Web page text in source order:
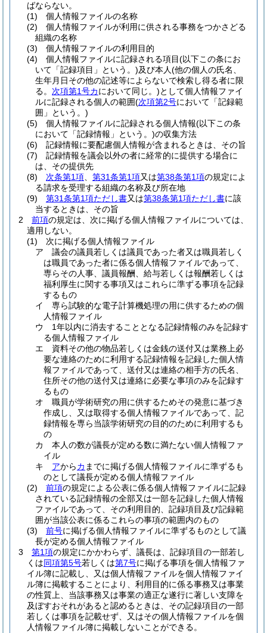
ばならない。
(1)
個人情報ファイルの名称
(2)
個人情報ファイルが利用に供される事務をつかさどる
組織の名称
(3)
個人情報ファイルの利用目的
(4)
個人情報ファイルに記録される項目(以下この条にお
いて「記録項目」という。)及び本人(他の個人の氏名、
生年月日その他の記述等によらないで検索し得る者に限
る。 次項第1号カにおいて同じ。)として個人情報ファイ
ルに記録される個人の範囲(次項第2号において「記録範
囲」という。)
(5)
個人情報ファイルに記録される個人情報(以下この条
において「記録情報」という。)の収集方法
(6)
記録情報に要配慮個人情報が含まれるときは、その旨
(7)
記録情報を議会以外の者に経常的に提供する場合に
は、その提供先
(8)
次条第1項 第31条第1項又は第38条第1項の規定によ
る請求を受理する組織の名称及び所在地
(9)
第31条第1項ただし書又は第38条第1項ただし書に該
当するときは、その旨
2
前項の規定は、次に掲げる個人情報ファイルについては、
適用しない。
(1)
次に掲げる個人情報ファイル
ア
議会の議員若しくは議員であった者又は職員若しく
は職員であった者に係る個人情報ファイルであって、
専らその人事、議員報酬、給与若しくは報酬若しくは
福利厚生に関する事項又はこれらに準ずる事項を記録
するもの
イ
専ら試験的な電子計算機処理の用に供するための個
人情報ファイル
ウ
1年以内に消去することとなる記録情報のみを記録す
る個人情報ファイル
エ
資料その他の物品若しくは金銭の送付又は業務上必
要な連絡のために利用する記録情報を記録した個人情
報ファイルであって、送付又は連絡の相手方の氏名、
住所その他の送付又は連絡に必要な事項のみを記録す
るもの
オ
職員が学術研究の用に供するためその発意に基づき
作成し、又は取得する個人情報ファイルであって、記
録情報を専ら当該学術研究の目的のために利用するも
の
カ
本人の数が議長が定める数に満たない個人情報ファ
イル
キ
アからカ までに掲げる個人情報ファイルに準ずるも
のとして議長が定める個人情報ファイル
(2)
前項の規定による公表に係る個人情報ファイルに記録
されている記録情報の全部又は一部を記録した個人情報
ファイルであって、その利用目的、記録項目及び記録範
囲が当該公表に係るこれらの事項の範囲内のもの
(3)
前号に掲げる個人情報ファイルに準ずるものとして議
長が定める個人情報ファイル
3
第1項の規定にかかわらず、議長は、記録項目の一部若し
くは同項第5号若しくは第7号に掲げる事項を個人情報ファ
イル簿に記載し、又は個人情報ファイルを個人情報ファイ
ル簿に掲載することにより、利用目的に係る事務又は事業
の性質上、当該事務又は事業の適正な遂行に著しい支障を
及ぼすおそれがあると認めるときは、その記録項目の一部
若しくは事項を記載せず、又はその個人情報ファイルを個
人情報ファイル簿に掲載しないことができる。